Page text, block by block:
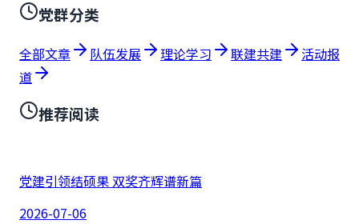
党群分类
全部文章 队伍发展 理论学习 联建共建
活动报
道
推荐阅读
党建引领结硕果 双奖齐辉谱新篇
2026-07-06